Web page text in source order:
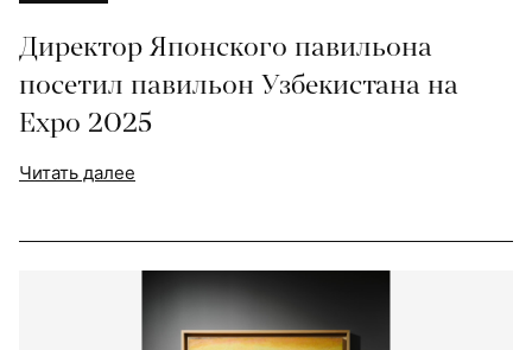
Директор Японского павильона
посетил павильон Узбекистана на
Expo 2025
Читать далее